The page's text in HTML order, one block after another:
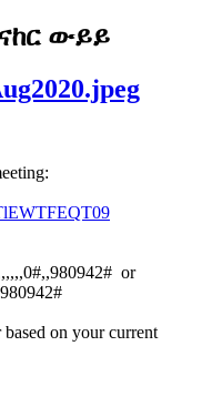
ውይይ
or
on your current